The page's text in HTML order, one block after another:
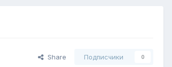
Share Подписчики 0